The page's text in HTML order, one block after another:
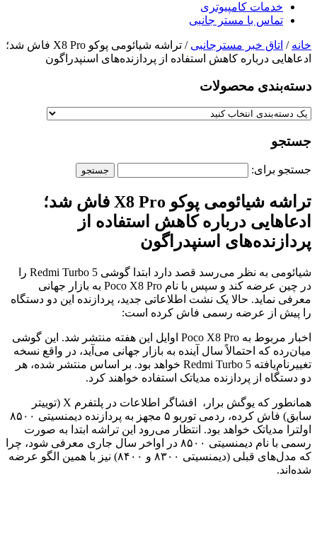
خدمات کامپیوتری
تماس با مستر جانبی
خانه / اتاق خبر مسترجانبی
/ تراشه شیائومی پوکو X8 Pro فاش شد؛
ادعاهایی درباره کاهش استفاده از پردازنده‌های اسنپدراگون
دسته‌بندی‌ محصولات
جستجو
جستجو برای:
تراشه شیائومی پوکو X8 Pro فاش شد؛
ادعاهایی درباره کاهش استفاده از
پردازنده‌های اسنپدراگون
شیائومی به نظر می‌رسد قصد دارد ابتدا گوشی Redmi Turbo 5 را
در چین عرضه کند و سپس با نام Poco X8 Pro به بازار جهانی
معرفی نماید. حالا یک نشت اطلاعاتی جدید، پردازنده این دو دستگاه
را پیش از عرضه رسمی فاش کرده است:
اخبار مربوط به Poco X8 Pro اوایل این هفته منتشر شد. این گوشی
میان‌رده که احتمالاً سال آینده به بازار جهانی می‌آید، در واقع نسخه
تغییرنام‌یافته Redmi Turbo 5 خواهد بود. بر اساس منتشر شده، هر
دو دستگاه از پردازنده مدیاتک استفاده خواهند کرد.
همانطور که یوگش برار، افشاگر اطلاعات در پلتفرم X (توییتر
سابق) فاش کرده، ردمی توربو ۵ مجهز به پردازنده دیمنسیتی ۸۵۰۰
اولترا مدیاتک خواهد بود. انتظار می‌رود این تراشه ابتدا به صورت
رسمی با نام دیمنسیتی ۸۵۰۰ در اواخر سال جاری معرفی شود، چرا
که مدل‌های قبلی (دیمنسیتی ۸۳۰۰ و ۸۴۰۰) نیز با همین الگو عرضه
شده‌اند.